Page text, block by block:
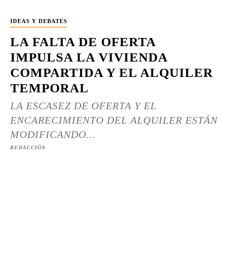
IDEAS Y DEBATES
LA FALTA DE OFERTA
IMPULSA LA VIVIENDA
COMPARTIDA Y EL ALQUILER
TEMPORAL
LA ESCASEZ DE OFERTA Y EL
ENCARECIMIENTO DEL ALQUILER ESTÁN
MODIFICANDO...
REDACCIÓN